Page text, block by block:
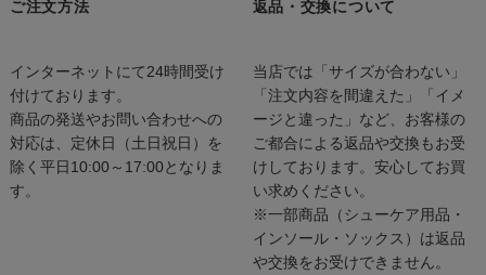
ご注文方法
インターネットにて24時間受け
付けております。
商品の発送やお問い合わせへの
対応は、定休日（土日祝日）を
除く平日10:00～17:00となりま
す。
返品・交換について
当店では「サイズが合わない」
「注文内容を間違えた」「イメ
ージと違った」など、お客様の
ご都合による返品や交換もお受
けしております。安心してお買
い求めください。
※一部商品（シューケア用品・
インソール・ソックス）は返品
や交換をお受けできません。